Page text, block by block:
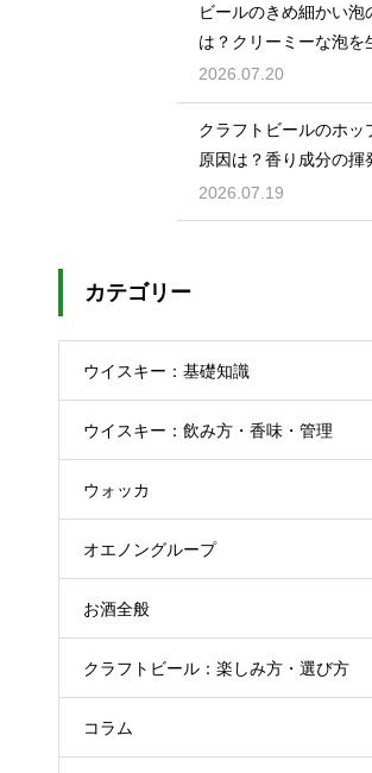
ビールのきめ細かい泡
は？クリーミーな泡を
のコツ
2026.07.20
クラフトビールのホッ
原因は？香り成分の揮
失われる理由を解説
2026.07.19
カテゴリー
ウイスキー：基礎知識
ウイスキー：飲み方・香味・管理
ウォッカ
オエノングループ
お酒全般
クラフトビール：楽しみ方・選び方
コラム